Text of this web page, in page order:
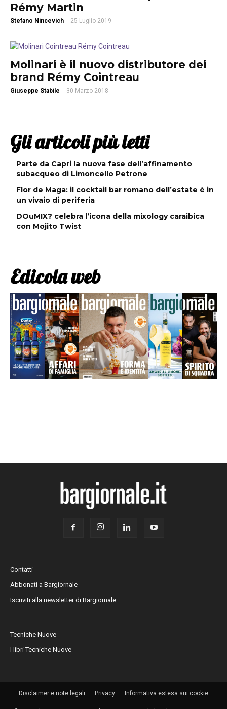
Rémy Martin
Stefano Nincevich - 25 Luglio 2019
Molinari è il nuovo distributore dei
brand Rémy Cointreau
Giuseppe Stabile - 30 Marzo 2018
Gli articoli più letti
Parte da Capri la nuova fase dell’affinamento
subacqueo di Limoncello Petrone
Flor de Maga: il cocktail bar romano dell’estate è in
un vivaio di periferia
DOuMIX? celebra l’icona della mixology caraibica
con Mojito Twist
Edicola web
Contatti
Abbonati a Bargiornale
Iscriviti alla newsletter di Bargiornale
Tecniche Nuove
I libri Tecniche Nuove
Disclaimer e note legali Privacy Informativa estesa sui cookie